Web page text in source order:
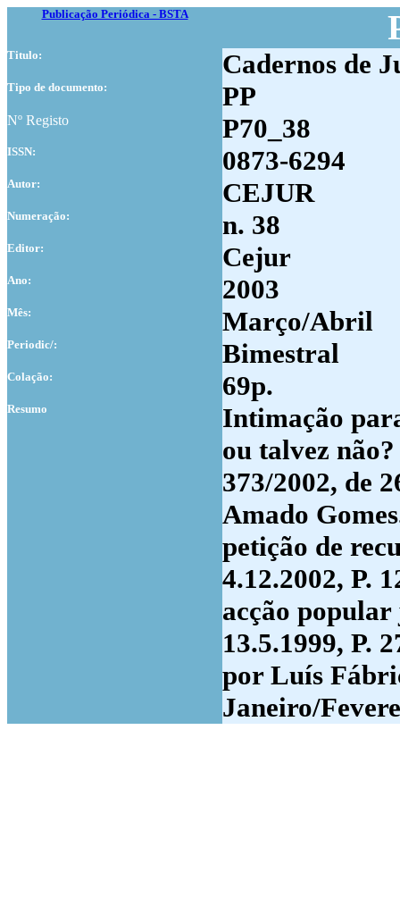
Publicação Periódica - BSTA
Titulo: Cadernos de
Tipo de documento: PP
Nº Registo P70_38
ISSN: 0873-6294
Autor: CEJUR
Numeração: n. 38
Editor: Cejur
Ano: 2003
Mês: Março/Abril
Periodic/: Bimestral
Colação: 69p.
Resumo
Intimação
ou talvez
373/2002, de
Amado
petição de
4.12.2002, P.
acção popular
13.5.1999, P.
por Luís
Janeiro/